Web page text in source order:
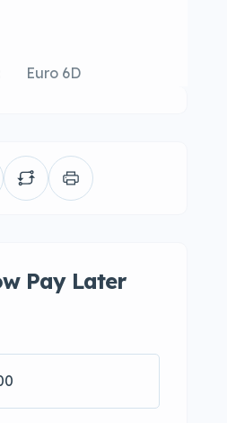
Euro 6D
Pay Later